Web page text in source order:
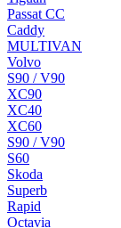
Passat CC
Caddy
MULTIVAN
Volvo
S90 / V90
XC90
XC40
XC60
S90 / V90
S60
Skoda
Superb
Rapid
Octavia